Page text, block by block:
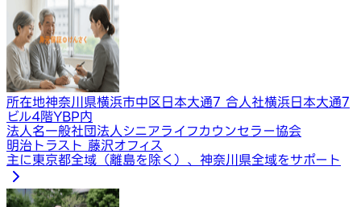
所在地神奈川県横浜市中区日本大通7 合人社横浜日本大通7
ビル4階YBP内
法人名一般社団法人シニアライフカウンセラー協会
明治トラスト 藤沢オフィス
主に東京都全域（離島を除く）、神奈川県全域をサポート